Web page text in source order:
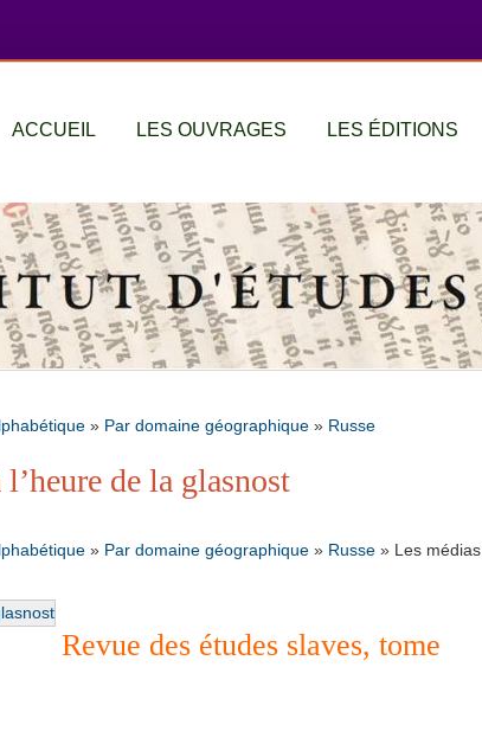
ACCUEIL LES OUVRAGES LES ÉDITIONS
» Par domaine géographique » Russe
de la glasnost
» Par domaine géographique » Russe » Les médias
Revue des études slaves, tome